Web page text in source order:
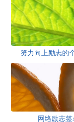
努力向上励志的
网络励志签